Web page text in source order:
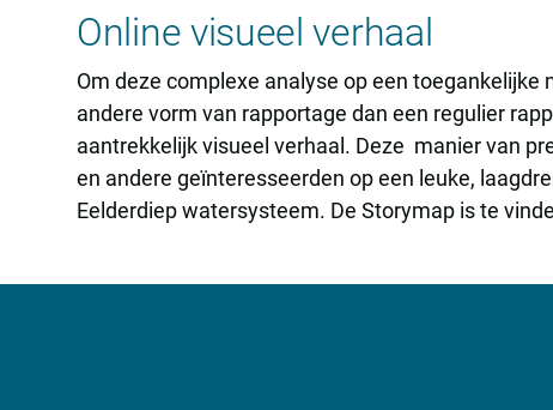
Online visueel verhaal
Om deze complexe analyse op een
andere vorm van rapportage dan een regulier
aantrekkelijk visueel verhaal. Deze manier van
en andere geïnteresseerden op een leuke,
Eelderdiep watersysteem. De Storymap is te